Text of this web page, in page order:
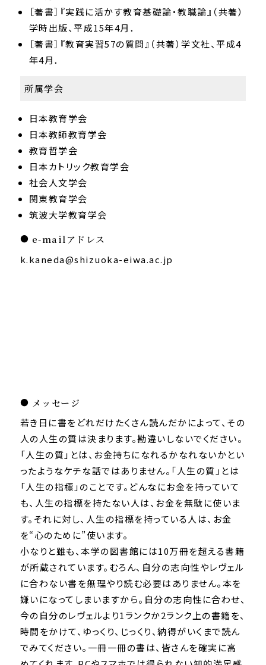
［著書］『実践に活かす教育基礎論・教職論』（共著）
学時出版、平成15年4月．
［著書］『教育実習57の質問』（共著）学文社、平成4
年4月．
所属学会
日本教育学会
日本教師教育学会
教育哲学会
日本カトリック教育学会
社会人文学会
関東教育学会
筑波大学教育学会
e-mailアドレス
k.kaneda
shizuoka-eiwa.ac.jp
メッセージ
若き日に書をどれだけたくさん読んだかによって、その
人の人生の質は決まります。勘違いしないでください。
「人生の質」とは、お金持ちになれるかなれないかとい
ったようなケチな話ではありません。「人生の質」とは
「人生の指標」のことです。どんなにお金を持っていて
も、人生の指標を持たない人は、お金を無駄に使いま
す。それに対し、人生の指標を持っている人は、お金
を“心のために”使います。
小なりと雖も、本学の図書館には10万冊を超える書籍
が所蔵されています。むろん、自分の志向性やレヴェル
に合わない書を無理やり読む必要はありません。本を
嫌いになってしまいますから。自分の志向性に合わせ、
今の自分のレヴェルより1ランクか2ランク上の書籍を、
時間をかけて、ゆっくり、じっくり、納得がいくまで読ん
でみてください。一冊一冊の書は、皆さんを確実に高